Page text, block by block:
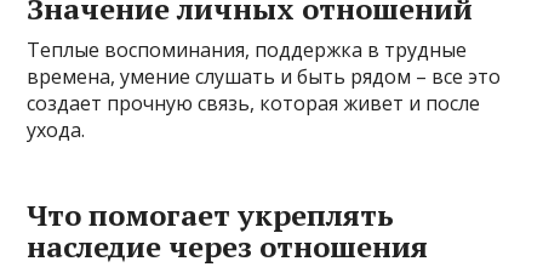
Значение личных отношений
Теплые воспоминания, поддержка в трудные
времена, умение слушать и быть рядом – все это
создает прочную связь, которая живет и после
ухода.
Что помогает укреплять
наследие через отношения